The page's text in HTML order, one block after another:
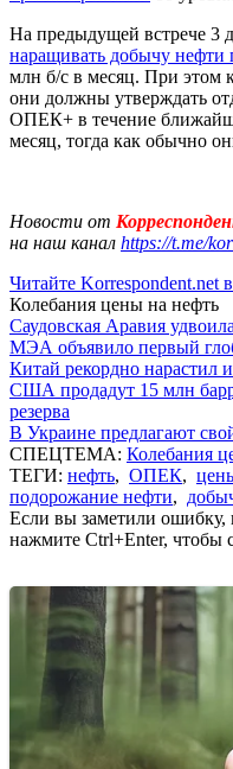
На предыдущей встрече 3
наращивать добычу нефти
млн б/с в месяц. При этом
они должны утверждать
ОПЕК+ в течение
месяц, тогда как обычно
Новости от
на наш канал https://t.me/
Читайте Korrespondent.net
Колебания цены на нефть
Саудовская Аравия
МЭА объявило первый
Китай рекордно нарастил
США продадут 15 млн
резерва
В Украине предлагают
СПЕЦТЕМА: Колебания
ТЕГИ: нефть, ОПЕК,
подорожание нефти,
Если вы заметили ошибку,
нажмите Ctrl+Enter, чтобы